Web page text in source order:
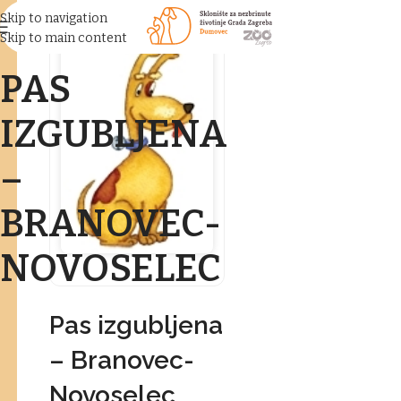
Skip to navigation
Skip to main content
PAS
IZGUBLJENA
–
BRANOVEC-
NOVOSELEC
Pas izgubljena
– Branovec-
Novoselec